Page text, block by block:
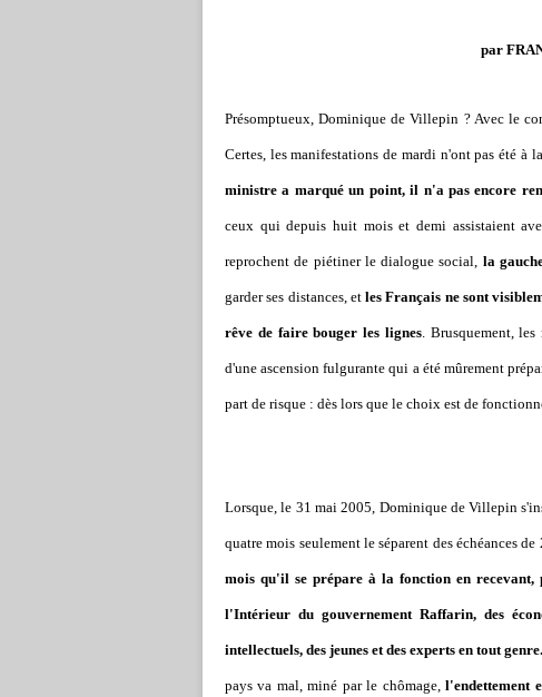
par
Présomptueux, Dominique de Villepin ? Avec le
Certes, les manifestations de mardi n'ont pas été à
ministre a marqué un point, il n'a pas encore
ceux qui depuis huit mois et demi assistaient
reprochent de piétiner le dialogue social, la
garder ses distances, etles Français ne sont
rêve de faire bouger les lignes. Brusquement,
d'une ascension fulgurante qui a été mûrement
part de risque : dès lors que le choix est de
Lorsque, le 31 mai 2005, Dominique de Villepin
quatre mois seulement le séparent des échéances
mois qu'il se prépare à la fonction en
l'Intérieur du gouvernement Raffarin, des
intellectuels, des jeunes et des experts en tout genre.
pays va mal, miné par le chômage,l'endettement